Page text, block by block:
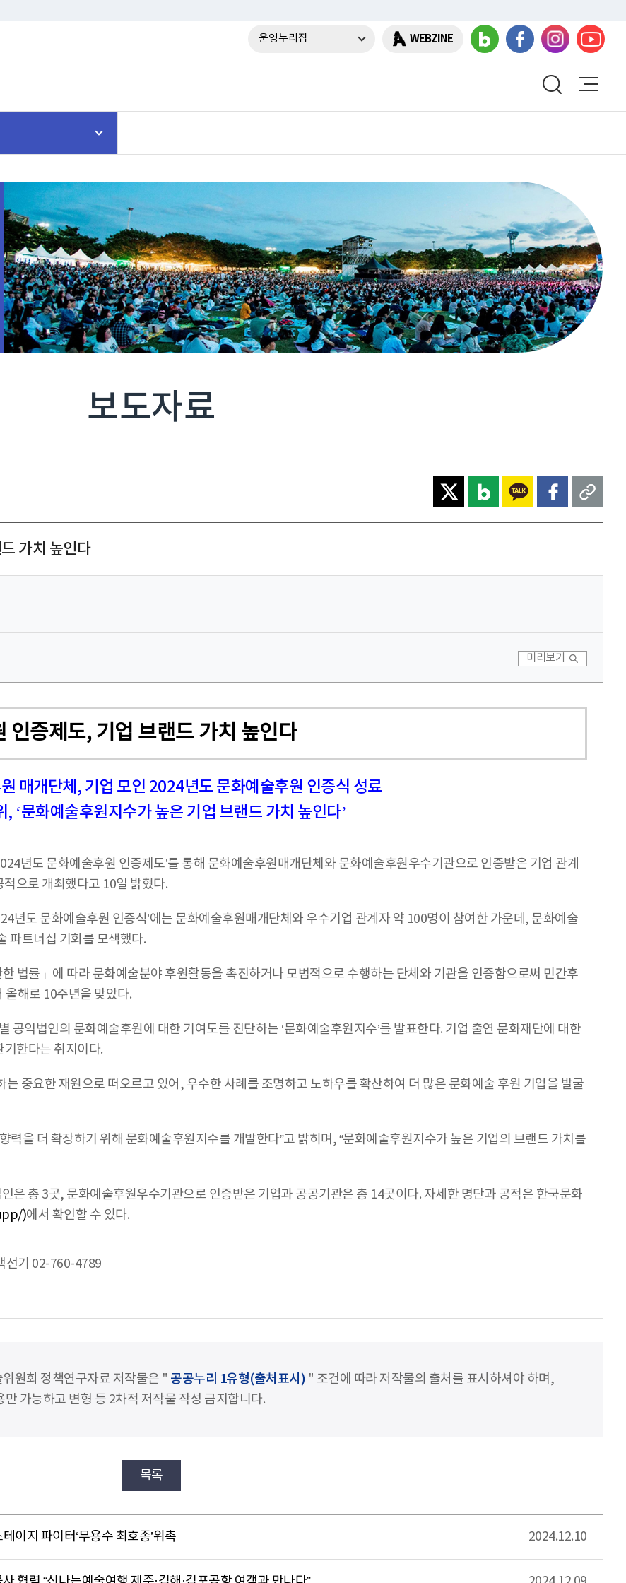
운영누리집 WEBZINE
보도자료
가치 높인다
미리보기
인증제도, 기업 브랜드 가치 높인다
매개단체, 기업 모인 2024년도 문화예술후원 인증식 성료
, ‘문화예술후원지수가 높은 기업 브랜드 가치 높인다’
년도 문화예술후원 인증제도’를 통해 문화예술후원매개단체와 문화예술후원우수기관으로 인증받은 기업 관계
적으로 개최했다고 10일 밝혔다.
년도 문화예술후원 인증식’에는 문화예술후원매개단체와 우수기업 관계자 약 100명이 참여한 가운데, 문화예술
파트너십 기회를 모색했다.
법률」에 따라 문화예술분야 후원활동을 촉진하거나 모범적으로 수행하는 단체와 기관을 인증함으로써 민간후
올해로 10주년을 맞았다.
익법인의 문화예술후원에 대한 기여도를 진단하는 ‘문화예술후원지수’를 발표한다. 기업 출연 문화재단에 대한
기한다는 취지이다.
중요한 재원으로 떠오르고 있어, 우수한 사례를 조명하고 노하우를 확산하여 더 많은 문화예술 후원 기업을 발굴
력을 더 확장하기 위해 문화예술후원지수를 개발한다”고 밝히며, “문화예술후원지수가 높은 기업의 브랜드 가치를
은 총 3곳, 문화예술후원우수기관으로 인증받은 기업과 공공기관은 총 14곳이다. 자세한 명단과 공적은 한국문화
)에서 확인할 수 있다.
선기 02-760-4789
원회 정책연구자료 저작물은 " 공공누리 1유형(출처표시) " 조건에 따라 저작물의 출처를 표시하셔야 하며,
만 가능하고 변형 등 2차적 저작물 작성 금지합니다.
목록
이지 파이터‘무용수 최호종’위촉 2024.12.10